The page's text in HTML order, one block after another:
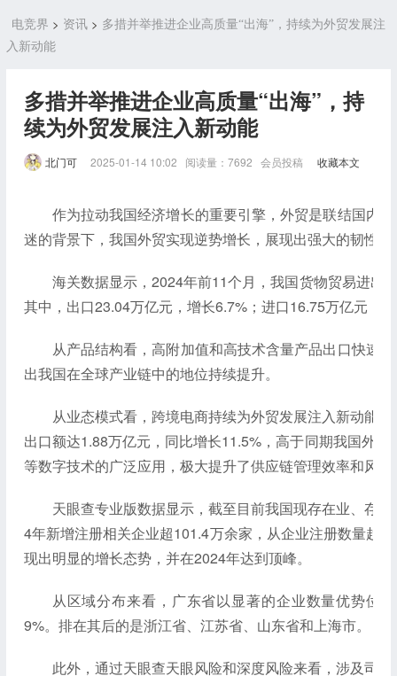
电竞界 > 资讯> 多措并举推进企业高质量“出海”，持续为外贸发展注
入新动能
多措并举推进企业高质量“出海”，持
续为外贸发展注入新动能
北门可 2025-01-14 10:02 阅读量：7692 会员投稿 收藏本文
作为拉动我国经济增长的重要引擎，外贸是联结国内
迷的背景下，我国外贸实现逆势增长，展现出强大的韧性与
海关数据显示，2024年前11个月，我国货物贸易进出
其中，出口23.04万亿元，增长6.7%；进口16.75万亿元，
从产品结构看，高附加值和高技术含量产品出口快速
出我国在全球产业链中的地位持续提升。
从业态模式看，跨境电商持续为外贸发展注入新动能
出口额达1.88万亿元，同比增长11.5%，高于同期我国外
等数字技术的广泛应用，极大提升了供应链管理效率和风
天眼查专业版数据显示，截至目前我国现存在业、存
4年新增注册相关企业超101.4万余家，从企业注册数量趋
现出明显的增长态势，并在2024年达到顶峰。
从区域分布来看，广东省以显著的企业数量优势位
9%。排在其后的是浙江省、江苏省、山东省和上海市。
此外，通过天眼查天眼风险和深度风险来看，涉及司